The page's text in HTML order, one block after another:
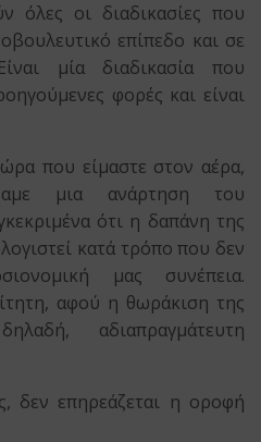
όλες οι διαδικασίες που
επίπεδο και σε
μία διαδικασία που
φορές και είναι
που είμαστε στον αέρα,
μια ανάρτηση του
ότι η δαπάνη της
κατά τρόπο που δεν
μας συνέπεια.
αφού η θωράκιση της
αδιαπραγμάτευτη
δεν επηρεάζεται η οροφή